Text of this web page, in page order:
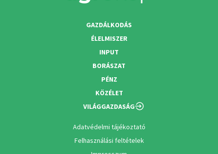
GAZDÁLKODÁS
ÉLELMISZER
INPUT
BORÁSZAT
PÉNZ
KÖZÉLET
VILÁGGAZDASÁG
Adatvédelmi tájékoztató
Felhasználási feltételek